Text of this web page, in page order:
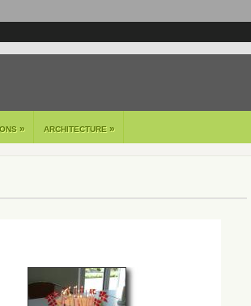
» ARCHITECTURE »